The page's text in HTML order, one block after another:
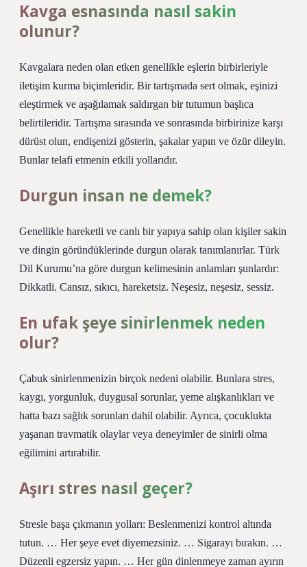
Kavga esnasında nasıl sakin
olunur?
Kavgalara neden olan etken genellikle eşlerin birbirleriyle
iletişim kurma biçimleridir. Bir tartışmada sert olmak, eşinizi
eleştirmek ve aşağılamak saldırgan bir tutumun başlıca
belirtileridir. Tartışma sırasında ve sonrasında birbirinize karşı
dürüst olun, endişenizi gösterin, şakalar yapın ve özür dileyin.
Bunlar telafi etmenin etkili yollarıdır.
Durgun insan ne demek?
Genellikle hareketli ve canlı bir yapıya sahip olan kişiler sakin
ve dingin göründüklerinde durgun olarak tanımlanırlar. Türk
Dil Kurumu’na göre durgun kelimesinin anlamları şunlardır:
Dikkatli. Cansız, sıkıcı, hareketsiz. Neşesiz, neşesiz, sessiz.
En ufak şeye sinirlenmek neden
olur?
Çabuk sinirlenmenizin birçok nedeni olabilir. Bunlara stres,
kaygı, yorgunluk, duygusal sorunlar, yeme alışkanlıkları ve
hatta bazı sağlık sorunları dahil olabilir. Ayrıca, çocuklukta
yaşanan travmatik olaylar veya deneyimler de sinirli olma
eğilimini artırabilir.
Aşırı stres nasıl geçer?
Stresle başa çıkmanın yolları: Beslenmenizi kontrol altında
tutun. … Her şeye evet diyemezsiniz. … Sigarayı bırakın. …
Düzenli egzersiz yapın. … Her gün dinlenmeye zaman ayırın